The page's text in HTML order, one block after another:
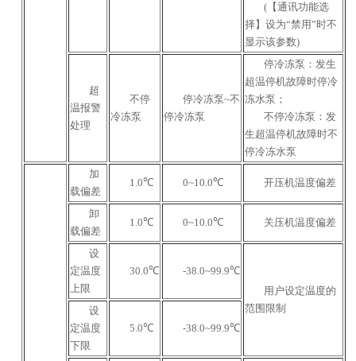
(【通讯功能选
择】设为“禁用”时不
显示该参数)
超
温报警
处理
不停
冷冻泵
停冷冻泵~不
停冷冻泵
停冷冻泵：发生
超温停机故障时停冷
冻水泵；
不停冷冻泵：发
生超温停机故障时不
停冷冻水泵
加
载偏差
1.0℃ 0~10.0℃ 开压机温度偏差
卸
载偏差
1.0℃ 0~10.0℃ 关压机温度偏差
设
定温度
上限
30.0℃
-38.0~99.9℃
用户设定温度的
范围限制
设
定温度
下限
5.0℃ -38.0~99.9℃